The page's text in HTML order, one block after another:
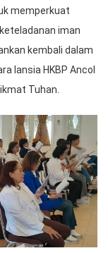
memperkuat
iman
kembali dalam
lansia HKBP Ancol
Tuhan.